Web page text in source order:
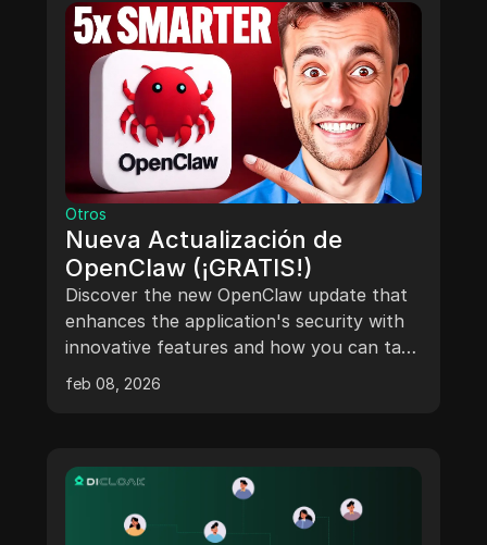
Otros
Nueva Actualización de
OpenClaw (¡GRATIS!)
Discover the new OpenClaw update that
enhances the application's security with
innovative features and how you can take
advantage of them. Descubre la nueva
actualización de OpenClaw que mejora la
aprovecharlas.
feb 08, 2026